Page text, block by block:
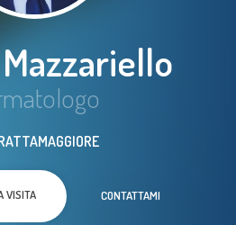
Mazzariello
VISITA CONTATTAMI